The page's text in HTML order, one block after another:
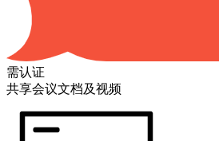
需认证
共享会议文档及视频